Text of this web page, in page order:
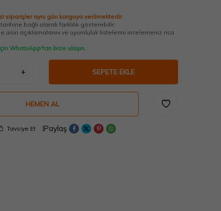
siparişler aynı gün kargoya verilmektedir.
bağlı olarak farklılık gösterebilir.
ürün açıklamalarını ve uyumluluk listelerini incelemeniz rica
WhatsApp'tan bize ulaşın.
SEPETE EKLE
HEMEN AL
Tavsiye Et Paylaş